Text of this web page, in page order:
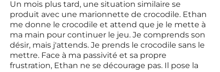
Un mois plus tard, une situation similaire se
produit avec une marionnette de crocodile. Ethan
me donne le crocodile et attend que je le mette à
ma main pour continuer le jeu. Je comprends son
désir, mais j'attends. Je prends le crocodile sans le
mettre. Face à ma passivité et sa propre
frustration, Ethan ne se décourage pas. Il pose la